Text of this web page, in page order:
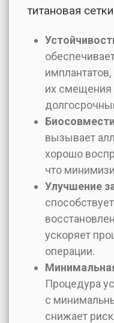
титановая
их смещения
вызывает
хорошо
что
Улучшение
ускоряет
операции.
Процедура
с
снижает